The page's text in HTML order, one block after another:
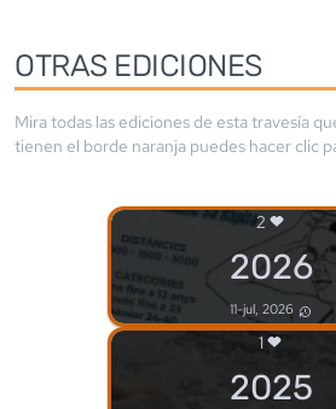
OTRAS EDICIONES
Mira todas las ediciones de esta travesía
tienen el borde naranja puedes hacer clic
2
2026
11-jul, 2026
1
2025